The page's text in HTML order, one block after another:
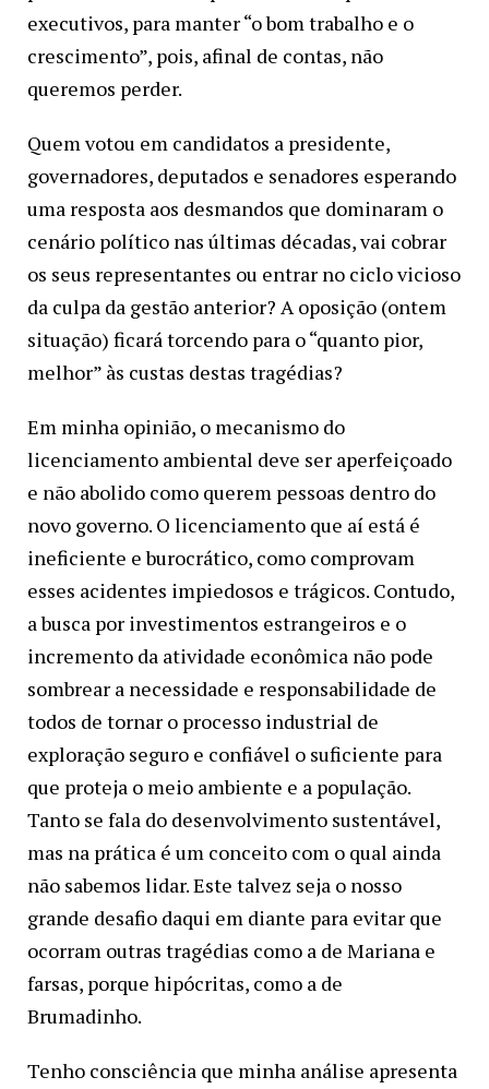
executivos, para manter “o bom trabalho e o
crescimento”, pois, afinal de contas, não
queremos perder.
Quem votou em candidatos a presidente,
governadores, deputados e senadores esperando
uma resposta aos desmandos que dominaram o
cenário político nas últimas décadas, vai cobrar
os seus representantes ou entrar no ciclo vicioso
da culpa da gestão anterior? A oposição (ontem
situação) ficará torcendo para o “quanto pior,
melhor” às custas destas tragédias?
Em minha opinião, o mecanismo do
licenciamento ambiental deve ser aperfeiçoado
e não abolido como querem pessoas dentro do
novo governo. O licenciamento que aí está é
ineficiente e burocrático, como comprovam
esses acidentes impiedosos e trágicos. Contudo,
a busca por investimentos estrangeiros e o
incremento da atividade econômica não pode
sombrear a necessidade e responsabilidade de
todos de tornar o processo industrial de
exploração seguro e confiável o suficiente para
que proteja o meio ambiente e a população.
Tanto se fala do desenvolvimento sustentável,
mas na prática é um conceito com o qual ainda
não sabemos lidar. Este talvez seja o nosso
grande desafio daqui em diante para evitar que
ocorram outras tragédias como a de Mariana e
farsas, porque hipócritas, como a de
Brumadinho.
Tenho consciência que minha análise apresenta